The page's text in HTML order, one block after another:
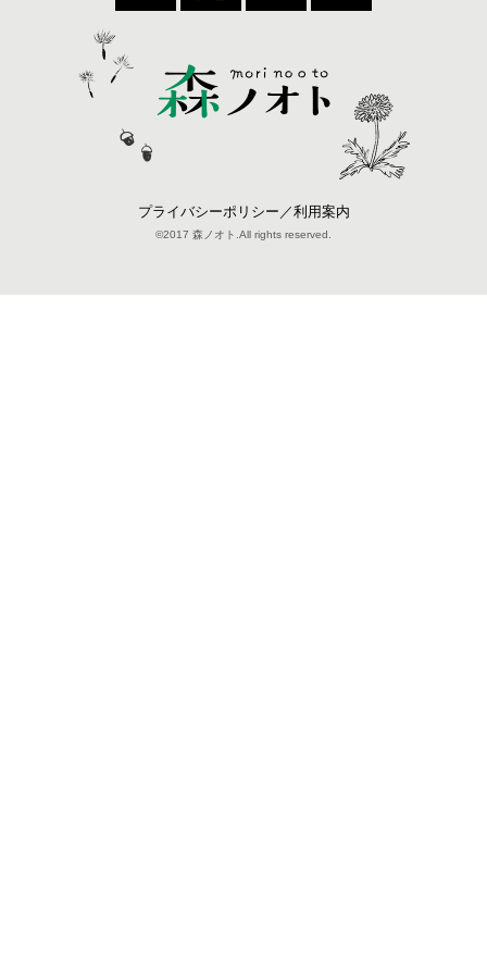
プライバシーポリシー／利用案内
©2017 森ノオト.All rights reserved.